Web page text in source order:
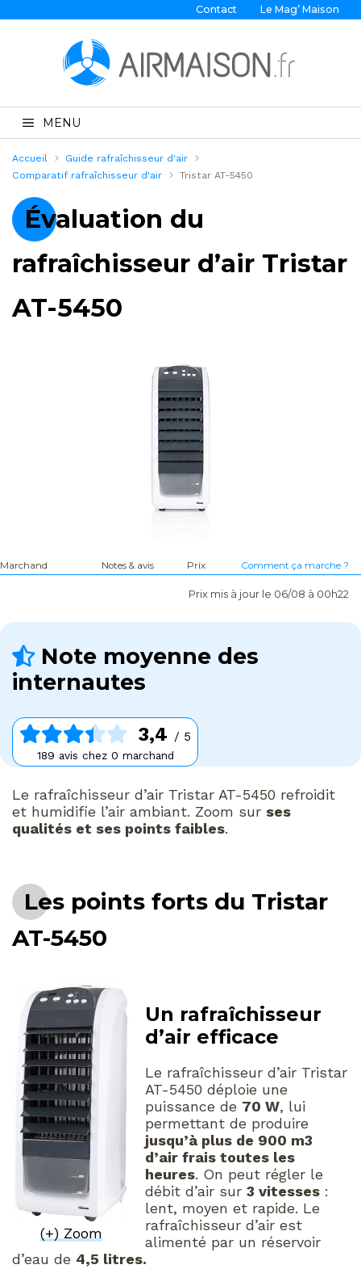
Contact Le Mag’ Maison
MENU
Accueil
Guide rafraîchisseur d'air
Comparatif rafraîchisseur d'air
Tristar AT-5450
Évaluation du
rafraîchisseur d’air Tristar
AT-5450
Marchand Notes & avis Prix Comment ça marche ?
Prix mis à jour le 06/08 à 00h22
Note moyenne des
internautes
3,4 / 5
189 avis chez 0 marchand
Le rafraîchisseur d’air Tristar AT-5450 refroidit
et humidifie l’air ambiant. Zoom sur ses
qualités et ses points faibles.
Les points forts du Tristar
AT-5450
(+) Zoom
Un rafraîchisseur
d’air efficace
Le rafraîchisseur d’air Tristar
AT-5450 déploie une
puissance de 70 W, lui
permettant de produire
jusqu’à plus de 900 m3
d’air frais toutes les
heures. On peut régler le
débit d’air sur 3 vitesses :
lent, moyen et rapide. Le
rafraîchisseur d’air est
alimenté par un réservoir
d’eau de 4,5 litres.